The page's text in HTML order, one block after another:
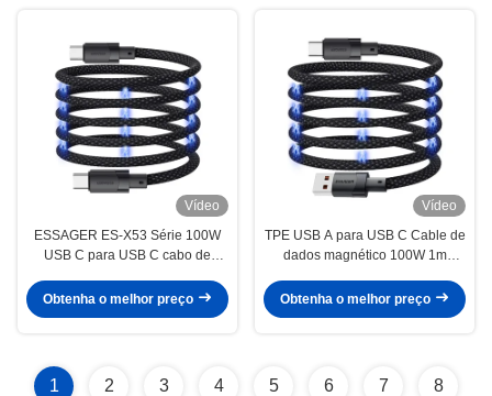
Vídeo
ESSAGER ES-X53 Série 100W
USB C para USB C cabo de
Obtenha o melhor preço
Vídeo
TPE USB A para USB C Cable de
dados magnético 100W 1m
Obtenha o melhor preço
1 2 3 4 5 6 7 8